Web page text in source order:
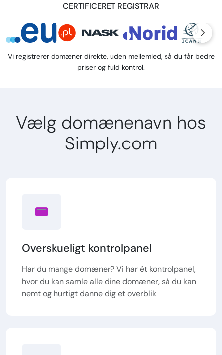
CERTIFICERET REGISTRAR
Vi registrerer domæner direkte, uden mellemled, så du får bedre
priser og fuld kontrol.
Vælg domænenavn hos
Simply.com
Overskueligt kontrolpanel
Har du mange domæner? Vi har ét kontrolpanel,
hvor du kan samle alle dine domæner, så du kan
nemt og hurtigt danne dig et overblik